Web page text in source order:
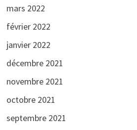
mars 2022
février 2022
janvier 2022
décembre 2021
novembre 2021
octobre 2021
septembre 2021